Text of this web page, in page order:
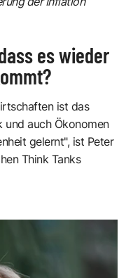
es wieder
ist das
und auch Ökonomen
gelernt", ist Peter
Think Tanks